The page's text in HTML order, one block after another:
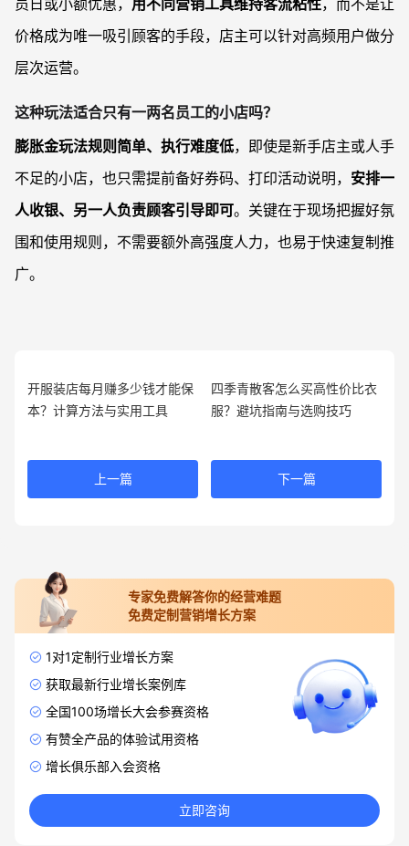
价格成为唯一吸引顾客的手段，店主可以针对高频用户做分
层次运营。
这种玩法适合只有一两名员工的小店吗？
膨胀金玩法规则简单、执行难度低，即使是新手店主或人手
不足的小店，也只需提前备好券码、打印活动说明， 安排一
人收银、另一人负责顾客引导即可。关键在于现场把握好氛
围和使用规则，不需要额外高强度人力，也易于快速复制推
广。
开服装店每月赚多少钱才能保
本？计算方法与实用工具
上一篇
四季青散客怎么买高性价比衣
服？避坑指南与选购技巧
下一篇
专家免费解答你的经营难题
免费定制营销增长方案
1对1定制行业增长方案
获取最新行业增长案例库
全国100场增长大会参赛资格
有赞全产品的体验试用资格
增长俱乐部入会资格
立即咨询